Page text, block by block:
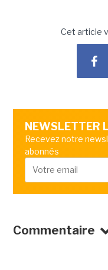
Cet article
NEWSLETTER
Recevez notre
abonnés
Commentaire